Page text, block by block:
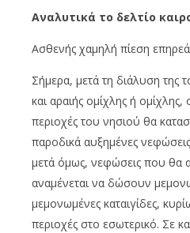
Αναλυτικά το δελτίο
Ασθενής χαμηλή πίεση
Σήμερα, μετά τη διάλυση της
και αραιής ομίχλης ή ομίχλης,
περιοχές του νησιού θα
παροδικά αυξημένες
μετά όμως, νεφώσεις που θα
αναμένεται να δώσουν
μεμονωμένες καταιγίδες,
περιοχές στο εσωτερικό. Σε